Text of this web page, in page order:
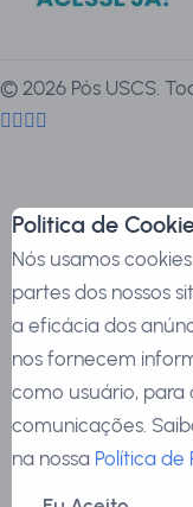
© 2026 Pós USCS.
Politica de
Nós usamos
partes dos nossos
a eficácia dos
nos fornecem
como usuário, para
comunicações.
na nossa Política de